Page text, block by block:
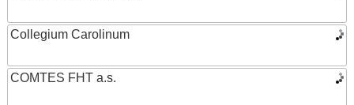
Collegium Carolinum
COMTES FHT a.s.